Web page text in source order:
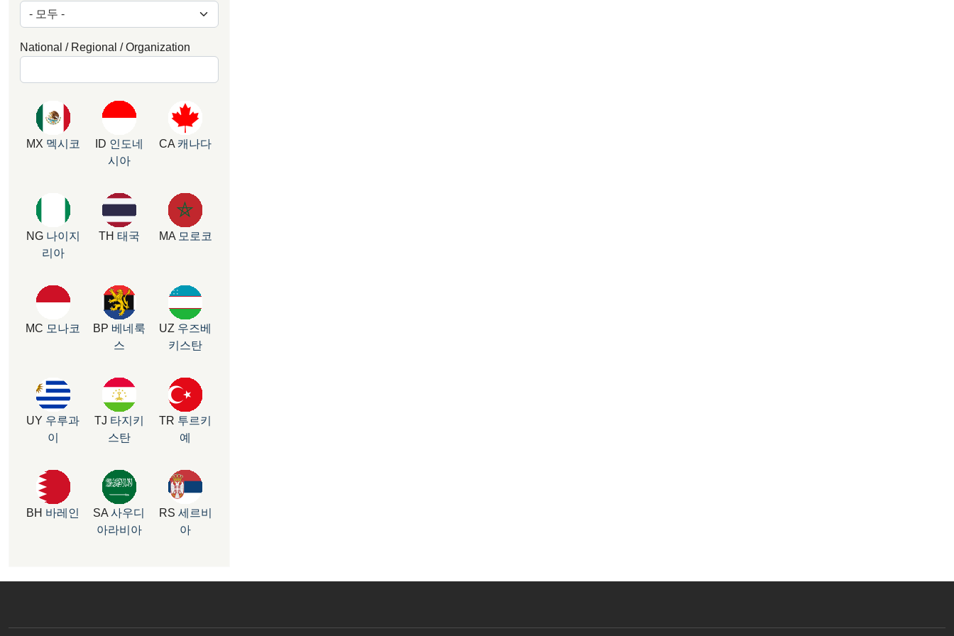
National / Regional / Organization
MX 멕시코 ID 인도네
시아
CA 캐나다
NG 나이지
리아
TH 태국 MA 모로코
MC 모나코 BP 베네룩
스
UZ 우즈베
키스탄
UY 우루과
이
TJ 타지키
스탄
TR 투르키
예
BH 바레인 SA 사우디
아라비아
RS 세르비
아